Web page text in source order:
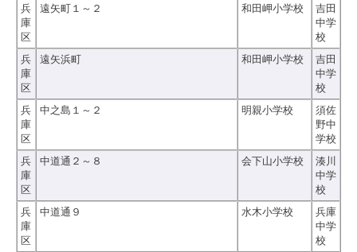
兵
庫
区
遠矢町１～２ 和田岬小学校
吉田
中学
校
兵
庫
区
遠矢浜町 和田岬小学校
吉田
中学
校
兵
庫
区
中之島１～２ 明親小学校
須佐
野中
学校
兵
庫
区
中道通２～８ 会下山小学校
湊川
中学
校
兵
庫
区
中道通９ 水木小学校
兵庫
中学
校